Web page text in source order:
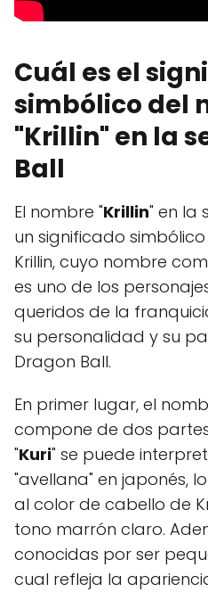
Cuál es el
simbólico del
"Krillin" en la
Ball
El nombre "Krillin" en la
un significado
Krillin, cuyo nombre
es uno de los
queridos de la
su personalidad y su
Dragon Ball.
En primer lugar, el
compone de dos
"Kuri" se puede
"avellana" en japonés,
al color de cabello de
tono marrón claro.
conocidas por ser
cual refleja la